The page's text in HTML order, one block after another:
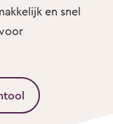
en snel